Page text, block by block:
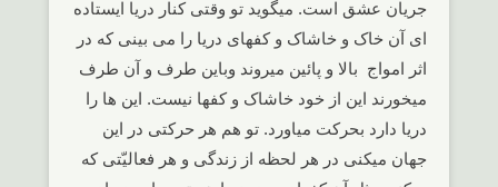
جریان عشق است. میگوید تو وقتی کنار دریا ایستاده
ای آن خاک و خاشاک و کفهای دریا را می بینی که در
اثر امواج بالا و پائین میروند وباین طرف و آن طرف
میخورند این از خود خاشاک و کفها نیست. این ها را
دریا دارد بحرکت میاورد. تو هم هر حرکتی در این
جهان میکنی در هر لحظه از زندگی و هر فعالیّتی که